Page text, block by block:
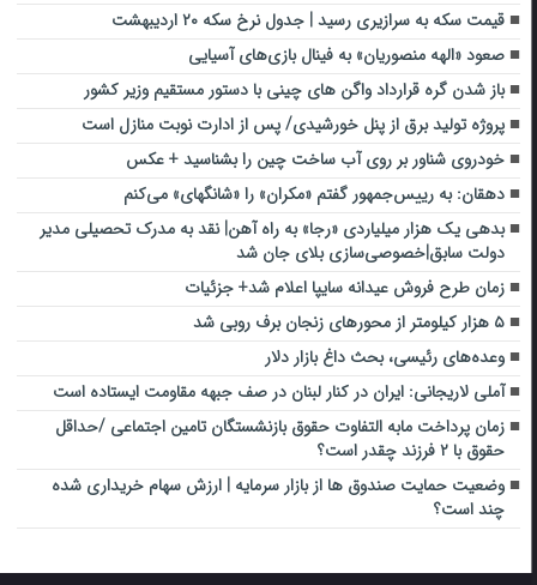
قیمت سکه به سرازیری رسید | جدول نرخ سکه ۲۰ اردیبهشت
صعود «الهه منصوریان» به فینال بازی‌های آسیایی
باز شدن گره قرارداد واگن های چینی با دستور مستقیم وزیر کشور
پروژه‌ تولید برق از پنل خورشیدی/ پس از ادارت نوبت منازل است
خودروی شناور بر روی آب ساخت چین را بشناسید + عکس
دهقان: به رییس‌جمهور گفتم «مکران» را «شانگهای» می‌کنم
بدهی یک هزار میلیاردی «رجا» به راه آهن| نقد به مدرک تحصیلی مدیر
دولت سابق|خصوصی‌سازی بلای جان شد
زمان طرح فروش عیدانه سایپا اعلام شد+ جزئیات
۵ هزار کیلومتر از محورهای زنجان برف روبی شد
وعده‌های رئیسی، بحث داغ بازار دلار
آملی لاریجانی: ایران در کنار لبنان در صف جبهه مقاومت ایستاده است
زمان پرداخت مابه التفاوت حقوق بازنشستگان تامین اجتماعی /حداقل
حقوق با ۲ فرزند چقدر است؟
وضعیت حمایت صندوق ها از بازار سرمایه | ارزش سهام خریداری شده
چند است؟